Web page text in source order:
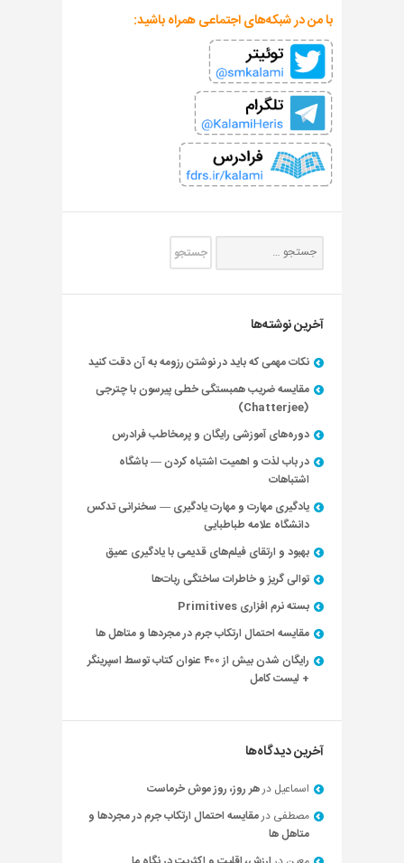
با من در شبکه‌های اجتماعی همراه باشید:
آخرین نوشته‌ها
نکات مهمی که باید در نوشتن رزومه به آن دقت کنید
مقایسه ضریب همبستگی خطی پیرسون با چترجی
(Chatterjee)
دوره‌های آموزشی رایگان و پرمخاطب فرادرس
در باب لذت و اهمیت اشتباه کردن — باشگاه
اشتباهات
یادگیری مهارت و مهارت یادگیری — سخنرانی تدکس
دانشگاه علامه طباطبایی
بهبود و ارتقای فیلم‌های قدیمی با یادگیری عمیق
توالی گریز و خاطرات ساختگی ربات‌ها
بسته نرم افزاری Primitives
مقایسه احتمال ارتکاب جرم در مجردها و متاهل ها
رایگان شدن بیش از ۴۰۰ عنوان کتاب توسط اسپرینگر
+ لیست کامل
آخرین دیدگاه‌ها
اسماعیل درهر روز، روز موش خرماست
مصطفی درمقایسه احتمال ارتکاب جرم در مجردها و
متاهل ها